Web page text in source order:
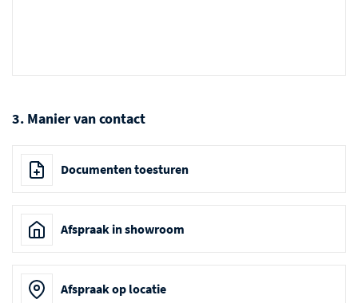
3. Manier van contact
Documenten toesturen
Afspraak in showroom
Afspraak op locatie